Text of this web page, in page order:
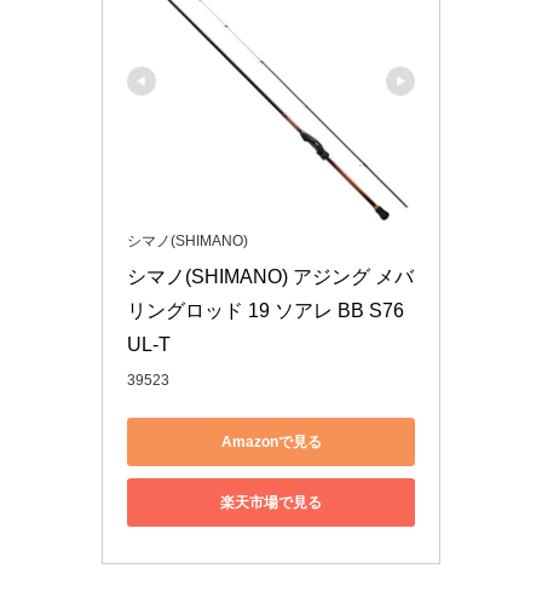
シマノ(SHIMANO)
シマノ(SHIMANO) アジング メバ
リングロッド 19 ソアレ BB S76
UL-T
39523
Amazonで見る
楽天市場で見る